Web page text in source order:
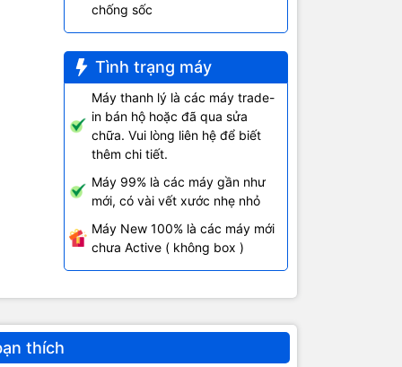
chống sốc
Tình trạng máy
Máy thanh lý là các máy trade-
in bán hộ hoặc đã qua sửa
chữa. Vui lòng liên hệ để biết
thêm chi tiết.
Máy 99% là các máy gần như
mới, có vài vết xước nhẹ nhỏ
Máy New 100% là các máy mới
chưa Active ( không box )
thích
dù cho